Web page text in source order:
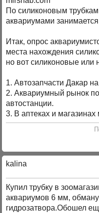
По силиконовым
аквариумами
Итак, опрос
места нахождения
но вот силиконовые или
1. Автозапчасти Дакар
2. Аквариумный рынок
автостанции.
3. В аптеках и магазинах
kalina
Купил трубку в
аквариумов 6 мм,
гидрозатвора.Обошел